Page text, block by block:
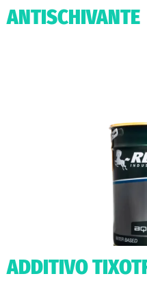
ANTISCHIVANTE
ADDITIVO